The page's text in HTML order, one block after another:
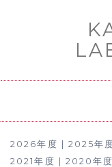
2026年度 | 2025年
2021年度 | 2020年度